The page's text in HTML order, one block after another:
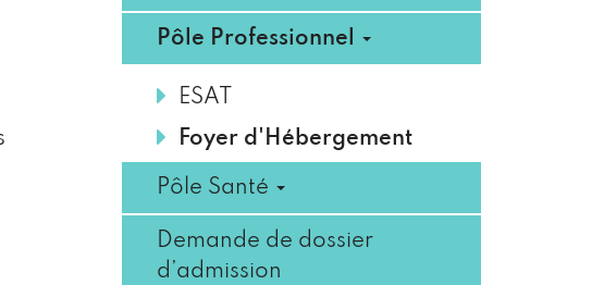
Pôle Professionnel
ESAT
Foyer d'Hébergement
Pôle Santé
Demande de dossier
d’admission